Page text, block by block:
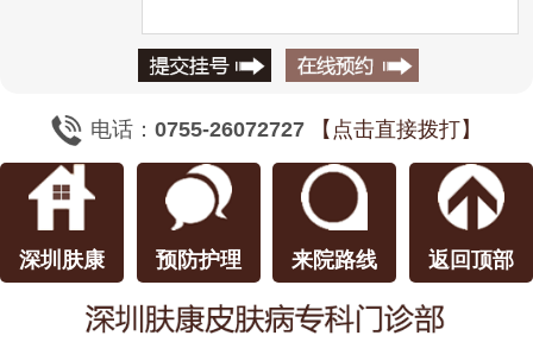
电话：0755-26072727 【点击直接拨打】
深圳肤康 预防护理 来院路线 返回顶部